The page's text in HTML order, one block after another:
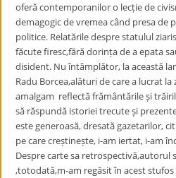
oferă contemporanilor o lecție de
demagogic de vremea când presa de
politice. Relatările despre statulul
făcute firesc,fără dorința de a epata
disident. Nu întâmplător, la această
Radu Borcea,alături de care a lucrat
amalgam reflectă frământările și
să răspundă istoriei trecute și
este generoasă, dresată gazetarilor,
pe care creștinește, i-am iertat, i-am
Despre carte sa retrospectivă,autorul
,totodată,m-am regăsit în acest